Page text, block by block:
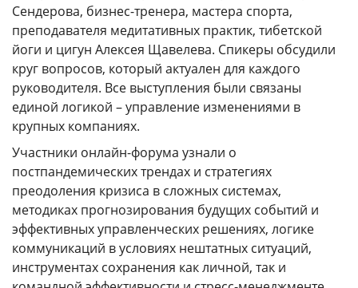
Сендерова, бизнес-тренера, мастера спорта,
преподавателя медитативных практик, тибетской
йоги и цигун Алексея Щавелева. Спикеры обсудили
круг вопросов, который актуален для каждого
руководителя. Все выступления были связаны
единой логикой – управление изменениями в
крупных компаниях.
Участники онлайн-форума узнали о
постпандемических трендах и стратегиях
преодоления кризиса в сложных системах,
методиках прогнозирования будущих событий и
эффективных управленческих решениях, логике
коммуникаций в условиях нештатных ситуаций,
инструментах сохранения как личной, так и